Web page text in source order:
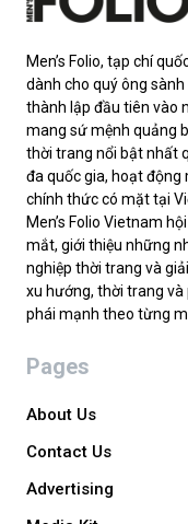
Men’s Folio, tạp chí
dành cho quý ông
thành lập đầu tiên vào
mang sứ mệnh quảng
thời trang nổi bật nhất
đa quốc gia, hoạt động
chính thức có mặt tại
Men’s Folio Vietnam
mắt, giới thiệu những
nghiệp thời trang và
xu hướng, thời trang
phái mạnh theo từng
Pages
About Us
Contact Us
Advertising